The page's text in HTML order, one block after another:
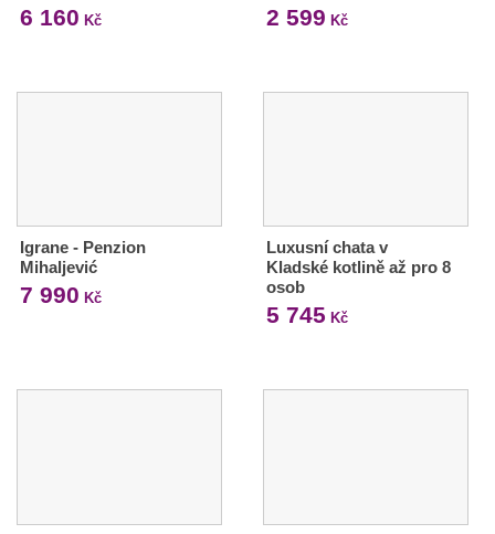
6 160 Kč 2 599 Kč
Igrane - Penzion
Mihaljević
7 990 Kč
Luxusní chata v
Kladské kotlině až pro 8
osob
5 745 Kč